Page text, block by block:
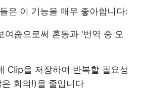
은 이 기능을 매우 좋아합니다:
여줌으로써 혼동과 '번역 중 오
Clip을 저장하여 반복할 필요성
회의!)을 줄입니다